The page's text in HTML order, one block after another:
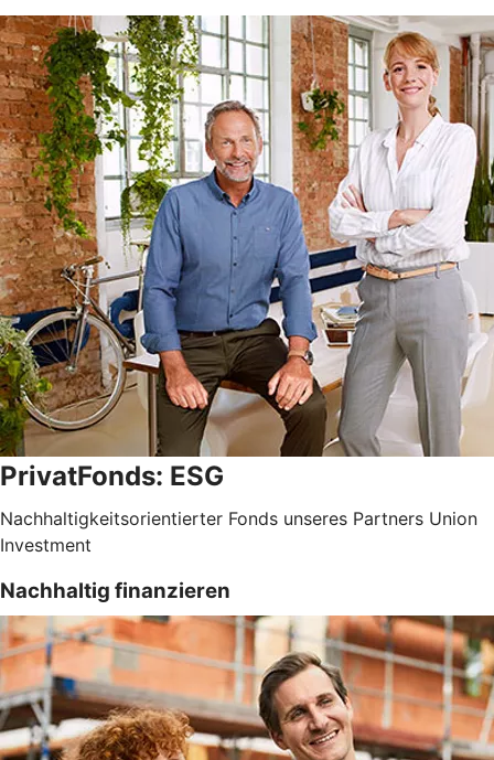
PrivatFonds: ESG
Nachhaltigkeitsorientierter Fonds unseres Partners Union
Investment
Nachhaltig finanzieren